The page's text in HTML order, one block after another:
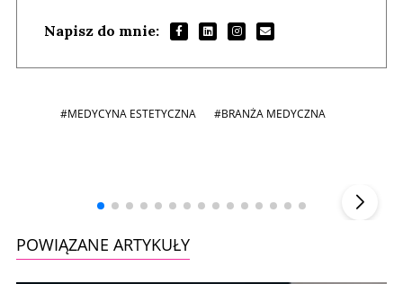
Napisz do mnie:
#MEDYCYNA ESTETYCZNA #BRANŻA MEDYCZNA
POWIĄZANE ARTYKUŁY